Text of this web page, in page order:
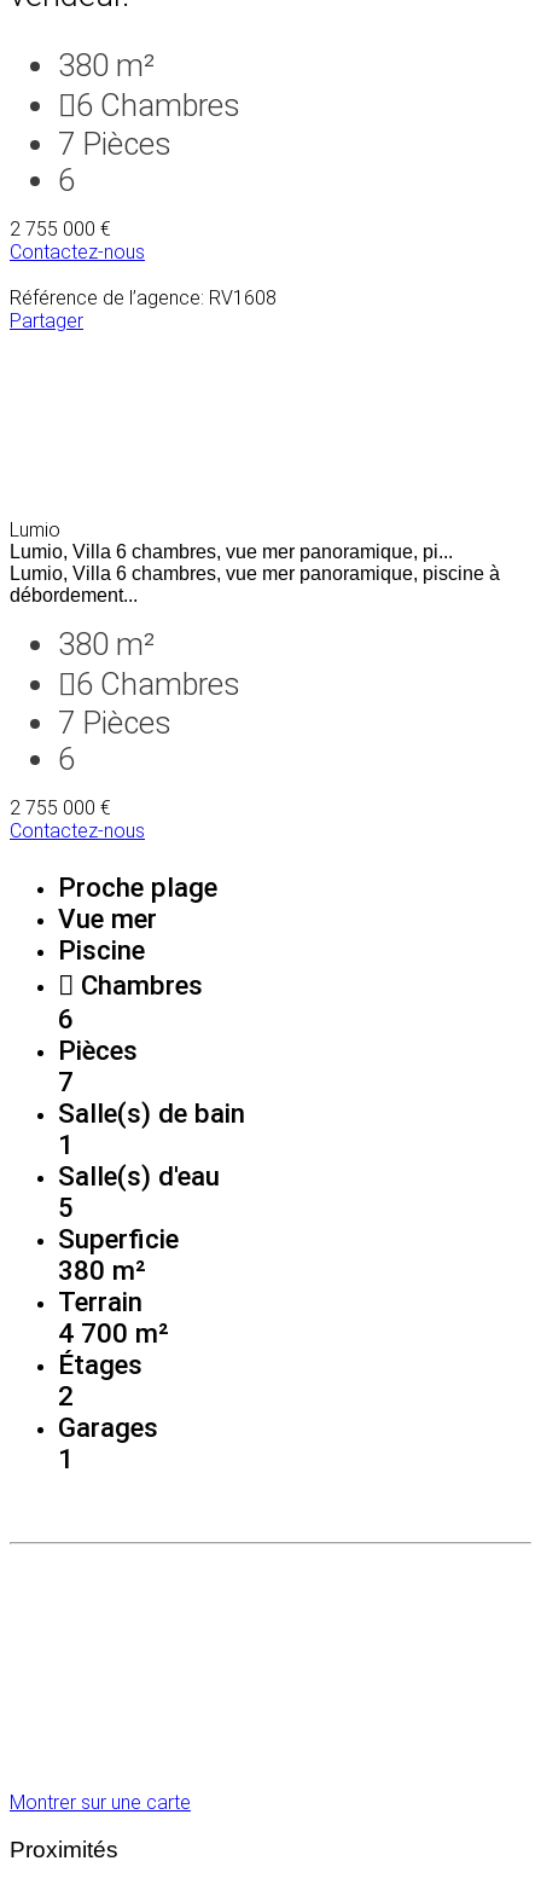
380 m²
6 Chambres
7 Pièces
6
2 755 000 €
Contactez-nous
Référence de l’agence: RV1608
Partager
Lumio
Lumio, Villa 6 chambres, vue mer panoramique, pi...
Lumio, Villa 6 chambres, vue mer panoramique, piscine à
débordement...
380 m²
6 Chambres
7 Pièces
6
2 755 000 €
Contactez-nous
Proche plage
Vue mer
Piscine
Chambres
6
Pièces
7
Salle(s) de bain
1
Salle(s) d'eau
5
Superficie
380 m²
Terrain
4 700 m²
Étages
2
Garages
1
Montrer sur une carte
Proximités